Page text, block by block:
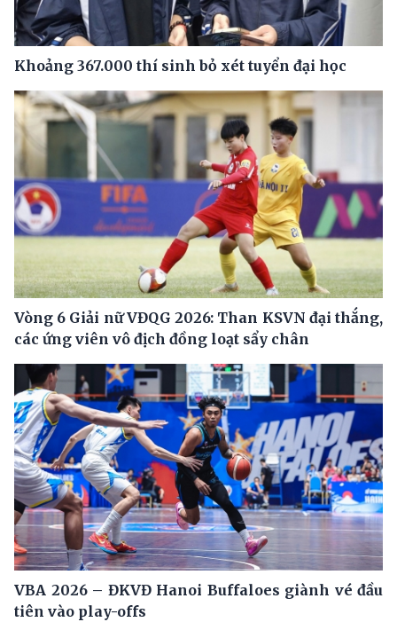
Khoảng 367.000 thí sinh bỏ xét tuyển đại học
Vòng 6 Giải nữ VĐQG 2026: Than KSVN đại thắng,
các ứng viên vô địch đồng loạt sẩy chân
VBA 2026 – ĐKVĐ Hanoi Buffaloes giành vé đầu
tiên vào play-offs